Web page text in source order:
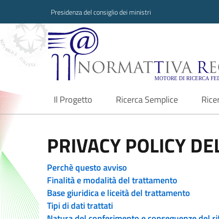
Presidenza del consiglio dei ministri
Normattiva
Il Progetto
current Ricerca Semplice
PRIVACY POLICY
Perchè questo avviso
Finalità e modalità del trattamento
Base giuridica e liceità del trattamento
Tipi di dati trattati